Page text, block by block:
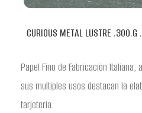
CURIOUS METAL LUSTRE
Papel Fino de Fabricación Italiana,
sus multiples usos destacan la
tarjeteria.